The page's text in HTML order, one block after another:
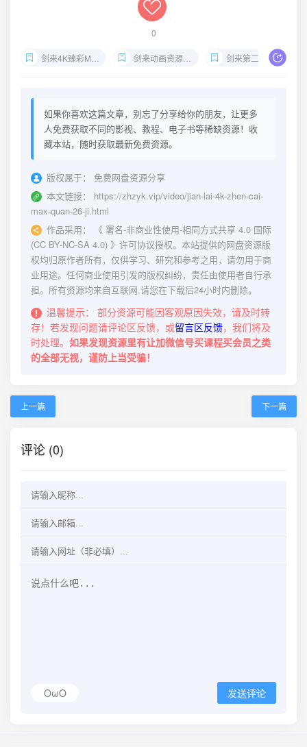
0
剑来4K臻彩MAX全26集 剑来动画资源下载 剑来第二季PV
如果你喜欢这篇文章，别忘了分享给你的朋友，让更多
人免费获取不同的影视、教程、电子书等稀缺资源！收
藏本站，随时获取最新免费资源。
版权属于：
免费网盘资源分享
本文链接：
https://zhzyk.vip/video/jian-lai-4k-zhen-cai-
max-quan-26-ji.html
作品采用：
《 署名-非商业性使用-相同方式共享 4.0 国际
(CC BY-NC-SA 4.0) 》许可协议授权。本站提供的网盘资源版
权均归原作者所有，仅供学习、研究和参考之用，请勿用于商
业用途。任何商业使用引发的版权纠纷，责任由使用者自行承
担。所有资源均来自互联网,请您在下载后24小时内删除。
温馨提示：
部分资源可能因客观原因失效，请及时转
存！若发现问题请评论区反馈，或留言区反馈，我们将及
时处理。 如果发现资源里有让加微信号买课程买会员之类
的全部无视，谨防上当受骗！
上一篇 下一篇
评论 (0)
OωO 发送评论